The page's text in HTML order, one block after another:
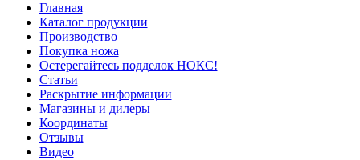
Главная
Каталог продукции
Производство
Покупка ножа
Остерегайтесь подделок НОКС!
Статьи
Раскрытие информации
Магазины и дилеры
Координаты
Отзывы
Видео